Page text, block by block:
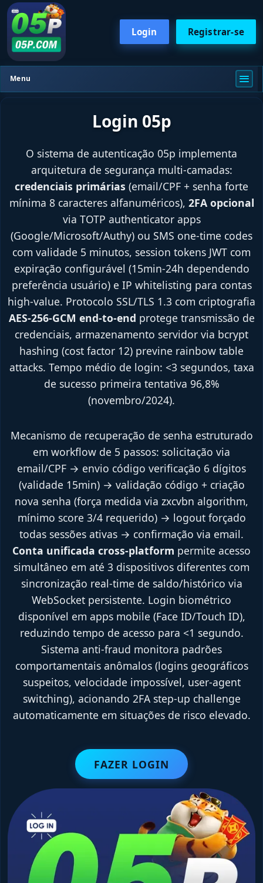
Login Registrar-se
Menu
Login 05p
O sistema de autenticação 05p implementa
arquitetura de segurança multi-camadas:
credenciais primárias (email/CPF + senha forte
mínima 8 caracteres alfanuméricos), 2FA opcional
via TOTP authenticator apps
(Google/Microsoft/Authy) ou SMS one-time codes
com validade 5 minutos, session tokens JWT com
expiração configurável (15min-24h dependendo
preferência usuário) e IP whitelisting para contas
high-value. Protocolo SSL/TLS 1.3 com criptografia
AES-256-GCM end-to-end protege transmissão de
credenciais, armazenamento servidor via bcrypt
hashing (cost factor 12) previne rainbow table
attacks. Tempo médio de login: <3 segundos, taxa
de sucesso primeira tentativa 96,8%
(novembro/2024).
Mecanismo de recuperação de senha estruturado
em workflow de 5 passos: solicitação via
email/CPF → envio código verificação 6 dígitos
(validade 15min) → validação código + criação
nova senha (força medida via zxcvbn algorithm,
mínimo score 3/4 requerido) → logout forçado
todas sessões ativas → confirmação via email.
Conta unificada cross-platform permite acesso
simultâneo em até 3 dispositivos diferentes com
sincronização real-time de saldo/histórico via
WebSocket persistente. Login biométrico
disponível em apps mobile (Face ID/Touch ID),
reduzindo tempo de acesso para <1 segundo.
Sistema anti-fraud monitora padrões
comportamentais anômalos (logins geográficos
suspeitos, velocidade impossível, user-agent
switching), acionando 2FA step-up challenge
automaticamente em situações de risco elevado.
FAZER LOGIN